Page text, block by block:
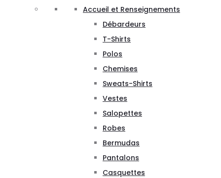
Accueil et Renseignements
Débardeurs
T-Shirts
Polos
Chemises
Sweats-Shirts
Vestes
Salopettes
Robes
Bermudas
Pantalons
Casquettes